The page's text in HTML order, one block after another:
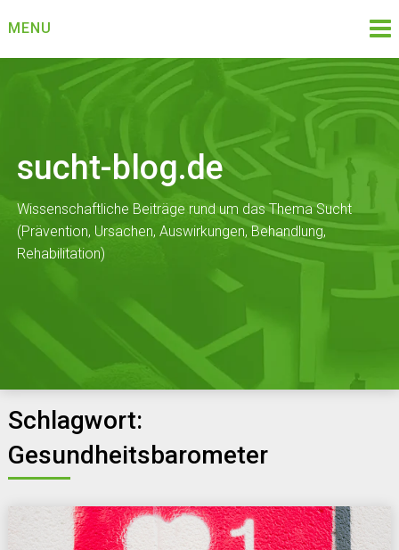
toMENU
sucht-blog.de
Wissenschaftliche Beiträge rund um das Thema Sucht
(Prävention, Ursachen, Auswirkungen, Behandlung,
Rehabilitation)
Schlagwort:
Gesundheitsbarometer